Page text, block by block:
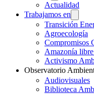
Actualidad
Trabajamos en
Transición
Agroecología
Compromisos
Amazonía
Activismo
Observatorio
Audiovisuales
Biblioteca